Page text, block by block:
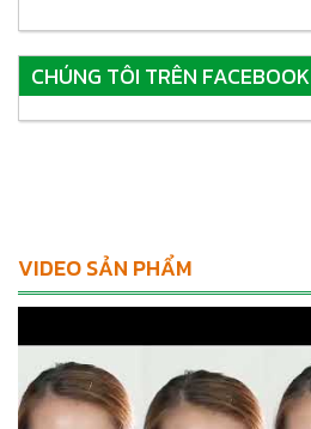
CHÚNG TÔI TRÊN FACEBOOK
VIDEO SẢN PHẨM